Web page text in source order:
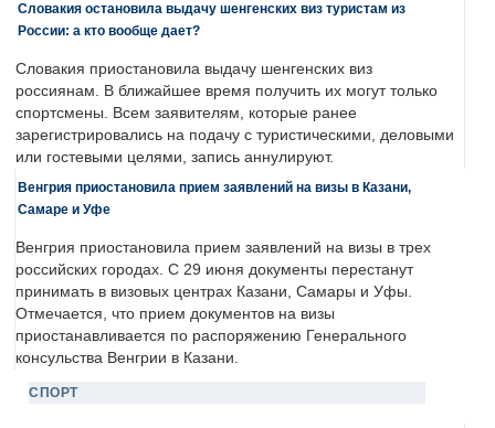
Словакия остановила выдачу шенгенских виз туристам из
России: а кто вообще дает?
Словакия приостановила выдачу шенгенских виз
россиянам. В ближайшее время получить их могут только
спортсмены. Всем заявителям, которые ранее
зарегистрировались на подачу с туристическими, деловыми
или гостевыми целями, запись аннулируют.
Венгрия приостановила прием заявлений на визы в Казани,
Самаре и Уфе
Венгрия приостановила прием заявлений на визы в трех
российских городах. С 29 июня документы перестанут
принимать в визовых центрах Казани, Самары и Уфы.
Отмечается, что прием документов на визы
приостанавливается по распоряжению Генерального
консульства Венгрии в Казани.
СПОРТ